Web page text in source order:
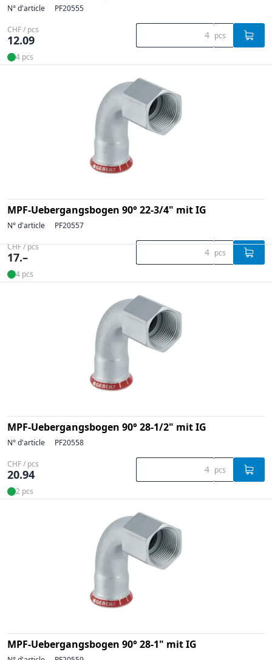
N° d'article PF20555
CHF / pcs
12.09 pcs
4 pcs
MPF-Uebergangsbogen 90° 22-3/4" mit IG
N° d'article PF20557
CHF / pcs
17.– pcs
4 pcs
MPF-Uebergangsbogen 90° 28-1/2" mit IG
N° d'article PF20558
CHF / pcs
20.94 pcs
2 pcs
MPF-Uebergangsbogen 90° 28-1" mit IG